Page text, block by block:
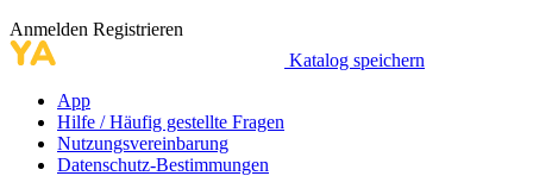
Anmelden Registrieren
Katalog speichern
App
Hilfe / Häufig gestellte Fragen
Nutzungsvereinbarung
Datenschutz-Bestimmungen